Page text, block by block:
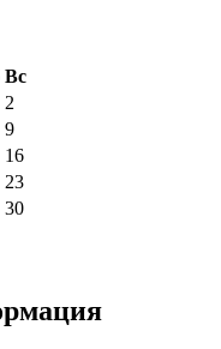
Вс
2
9
16
23
30